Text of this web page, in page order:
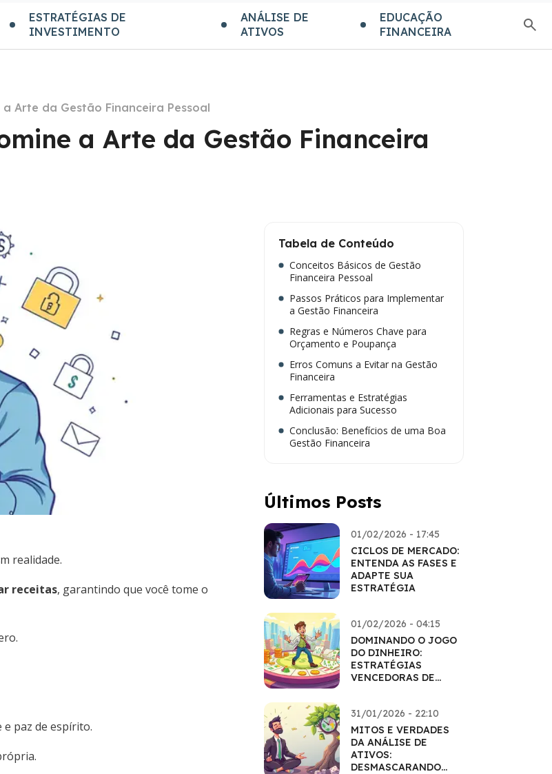
ESTRATÉGIAS DE
INVESTIMENTO
ANÁLISE DE
ATIVOS
EDUCAÇÃO
FINANCEIRA
a Arte da Gestão Financeira Pessoal
a Arte da Gestão Financeira
realidade.
receitas, garantindo que você tome o
paz de espírito.
Tabela de Conteúdo
Conceitos Básicos de Gestão
Financeira Pessoal
Passos Práticos para Implementar
a Gestão Financeira
Regras e Números Chave para
Orçamento e Poupança
Erros Comuns a Evitar na Gestão
Financeira
Ferramentas e Estratégias
Adicionais para Sucesso
Conclusão: Benefícios de uma Boa
Gestão Financeira
Últimos Posts
01/02/2026 - 17:45
CICLOS DE MERCADO:
ENTENDA AS FASES E
ADAPTE SUA
ESTRATÉGIA
01/02/2026 - 04:15
DOMINANDO O JOGO
DO DINHEIRO:
ESTRATÉGIAS
VENCEDORAS DE
31/01/2026 - 22:10
MITOS E VERDADES
DA ANÁLISE DE
ATIVOS:
DESMASCARANDO